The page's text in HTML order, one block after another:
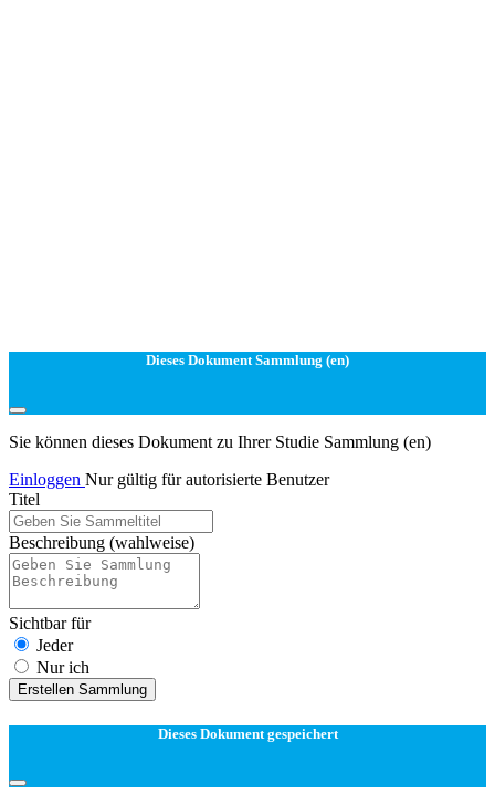
Dieses Dokument Sammlung (en)
Sie können dieses Dokument zu Ihrer Studie Sammlung (en)
Einloggen Nur gültig für autorisierte Benutzer
Titel
Beschreibung (wahlweise)
Sichtbar für
Jeder
Nur ich
Erstellen Sammlung
Dieses Dokument gespeichert